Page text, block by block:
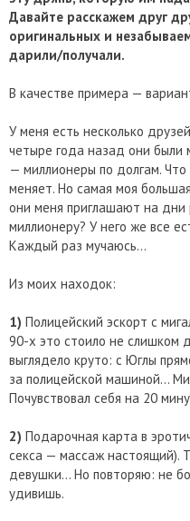
Давайте расскажем друг
оригинальных и
дарили/получали.
В качестве примера —
У меня есть несколько
четыре года назад они были
— миллионеры по долгам.
меняет. Но самая моя
они меня приглашают на
миллионеру? У него же все
Каждый раз мучаюсь…
Из моих находок:
1) Полицейский эскорт с
90-х это стоило не слишком
выглядело круто: с Юглы
за полицейской машиной…
Почувствовал себя на 20
2) Подарочная карта в
секса — массаж настоящий).
девушки… Но повторяю: не
удивишь.